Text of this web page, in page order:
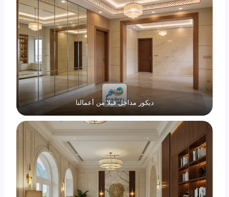
ديكور مداخل فيلا من أعمالنا